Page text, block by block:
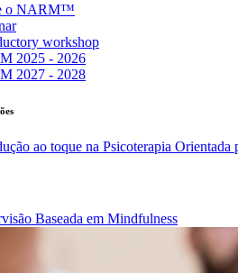
o NARM™
workshop
2025 - 2026
2027 - 2028
ao toque na Psicoterapia Orientada
Baseada em Mindfulness